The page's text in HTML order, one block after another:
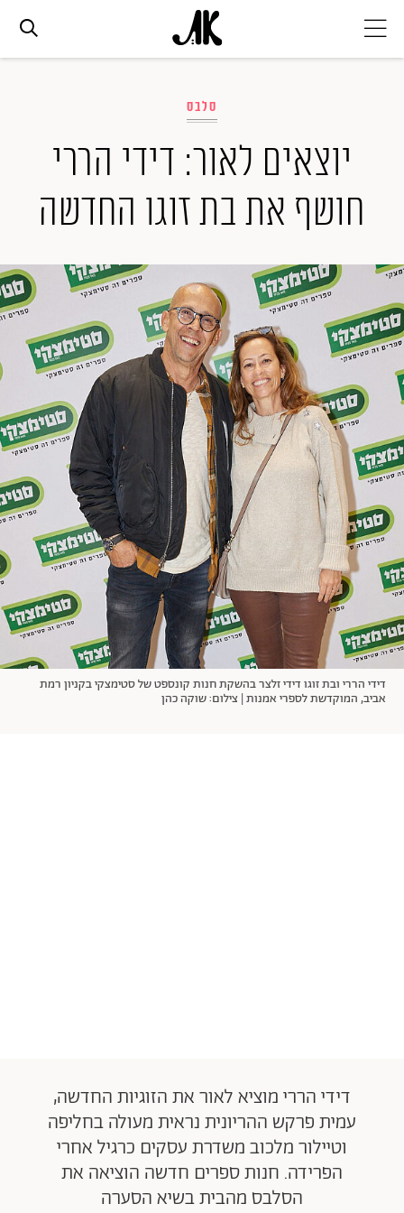
אופנה
ביוטי
סלבס
ערוצים נוספים
המגזין
תרבות ופנאי
הפקות אופנה
עיצוב
בריאות
קריירה
יחסים
משפחה
חופש
תוכן מקודם
אודות
מי אנחנו
תנאי שימוש
מדיניות פרטיות
הצהרת נגישות
שירות לקוחות למנויים
כתבו לנו
© יובל סיגלר תקשורת בע"מ 2026
Designed, Developed and Powered by
RGB Media
סלבס
יוצאים לאור: דידי הררי
חושף את בת זוגו החדשה
דידי הררי ובת זוגו דידי זלצר בהשקת חנות קונספט של סטימצקי בקניון רמת
אביב, המוקדשת לספרי אמנות | צילום: שוקה כהן
דידי הררי מוציא לאור את הזוגיות החדשה,
עמית פרקש ההריונית נראית מעולה בחליפה
וטיילור מלכוב משדרת עסקים כרגיל אחרי
הפרידה. חנות ספרים חדשה הוציאה את
הסלבס מהבית בשיא הסערה